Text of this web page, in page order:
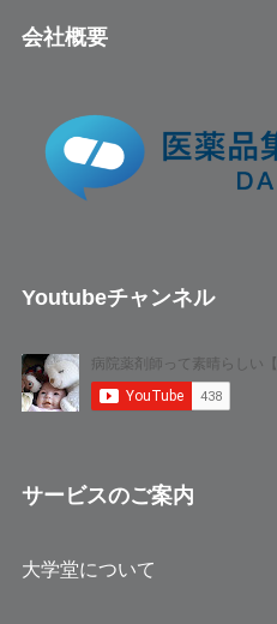
会社概要
Youtubeチャンネル
サービスのご案内
大学堂について